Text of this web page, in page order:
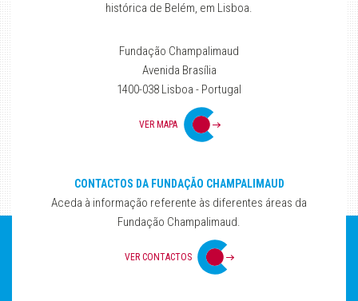
histórica de Belém, em Lisboa.
Fundação Champalimaud
Avenida Brasília
1400-038 Lisboa - Portugal
VER MAPA
CONTACTOS DA FUNDAÇÃO CHAMPALIMAUD
Aceda à informação referente às diferentes áreas da
Fundação Champalimaud.
VER CONTACTOS